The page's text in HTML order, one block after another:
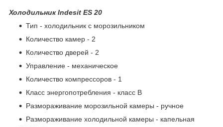
Холодильник Indesit ES 20
Тип - холодильник с морозильником
Количество камер - 2
Количество дверей - 2
Управление - механическое
Количество компрессоров - 1
Класс энергопотребления - класс B
Размораживание морозильной камеры - ручное
Размораживание холодильной камеры - капельная